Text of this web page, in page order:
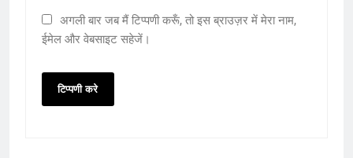
अगली बार जब मैं टिप्पणी करूँ, तो इस ब्राउज़र में मेरा नाम,
ईमेल और वेबसाइट सहेजें।